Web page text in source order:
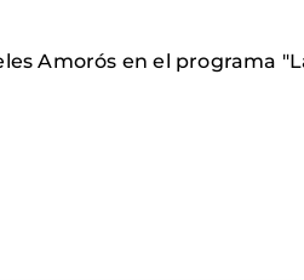
Amorós en el programa